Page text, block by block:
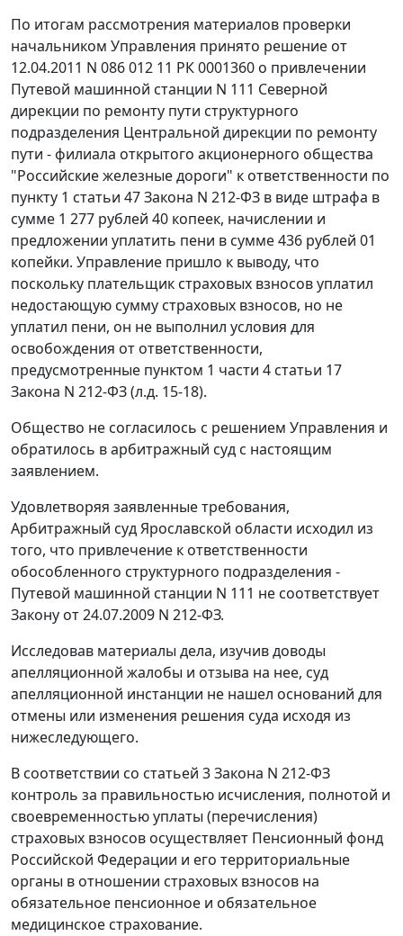
По итогам рассмотрения материалов проверки
начальником Управления принято решение от
12.04.2011 N 086 012 11 РК 0001360 о привлечении
Путевой машинной станции N 111 Северной
дирекции по ремонту пути структурного
подразделения Центральной дирекции по ремонту
пути - филиала открытого акционерного общества
"Российские железные дороги" к ответственности по
пункту 1 статьи 47Закона N 212-ФЗ в виде штрафа в
сумме 1 277 рублей 40 копеек, начислении и
предложении уплатить пени в сумме 436 рублей 01
копейки. Управление пришло к выводу, что
поскольку плательщик страховых взносов уплатил
недостающую сумму страховых взносов, но не
уплатил пени, он не выполнил условия для
освобождения от ответственности,
предусмотренные пунктом 1 части 4 статьи 17
Закона N 212-ФЗ (л.д. 15-18).
Общество не согласилось с решением Управления и
обратилось в арбитражный суд с настоящим
заявлением.
Удовлетворяя заявленные требования,
Арбитражный суд Ярославской области исходил из
того, что привлечение к ответственности
обособленного структурного подразделения -
Путевой машинной станции N 111 не соответствует
Закону от 24.07.2009 N 212-ФЗ.
Исследовав материалы дела, изучив доводы
апелляционной жалобы и отзыва на нее, суд
апелляционной инстанции не нашел оснований для
отмены или изменения решения суда исходя из
нижеследующего.
В соответствии со статьей 3Закона N 212-ФЗ
контроль за правильностью исчисления, полнотой и
своевременностью уплаты (перечисления)
страховых взносов осуществляет Пенсионный фонд
Российской Федерации и его территориальные
органы в отношении страховых взносов на
обязательное пенсионное и обязательное
медицинское страхование.